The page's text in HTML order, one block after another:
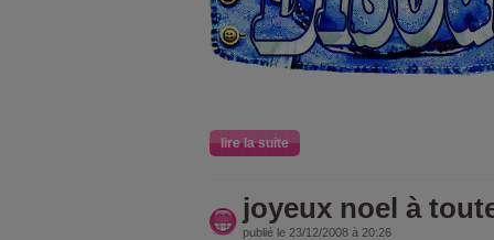
lire la suite
joyeux noel à
publié le 23/12/2008 à 20:26